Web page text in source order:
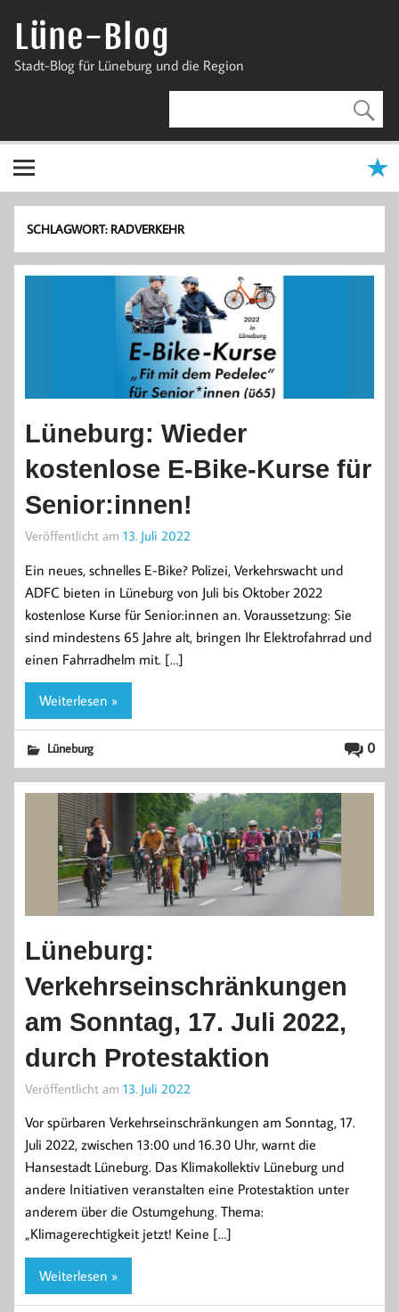
InhaltLüne-Blog
Stadt-Blog für Lüneburg und die Region
SCHLAGWORT: RADVERKEHR
Lüneburg: Wieder
kostenlose E-Bike-Kurse für
Senior:innen!
Veröffentlicht am 13. Juli 2022
Ein neues, schnelles E-Bike? Polizei, Verkehrswacht und
ADFC bieten in Lüneburg von Juli bis Oktober 2022
kostenlose Kurse für Senior:innen an. Voraussetzung: Sie
sind mindestens 65 Jahre alt, bringen Ihr Elektrofahrrad und
einen Fahrradhelm mit. […]
Weiterlesen »
0
Lüneburg
Lüneburg:
Verkehrseinschränkungen
am Sonntag, 17. Juli 2022,
durch Protestaktion
Veröffentlicht am 13. Juli 2022
Vor spürbaren Verkehrseinschränkungen am Sonntag, 17.
Juli 2022, zwischen 13:00 und 16.30 Uhr, warnt die
Hansestadt Lüneburg. Das Klimakollektiv Lüneburg und
andere Initiativen veranstalten eine Protestaktion unter
anderem über die Ostumgehung. Thema:
„Klimagerechtigkeit jetzt! Keine […]
Weiterlesen »